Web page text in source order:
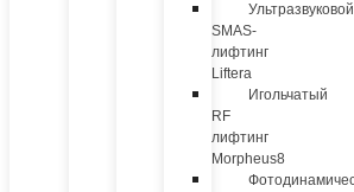
Ультразвуковой
SMAS-
лифтинг
Liftera
Игольчатый
RF
лифтинг
Morpheus8